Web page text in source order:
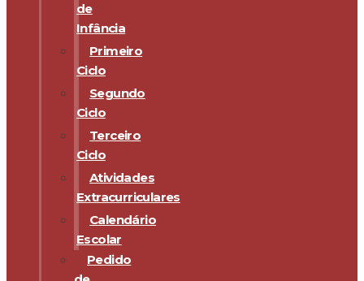
de
Infância
Primeiro
Ciclo
Segundo
Ciclo
Terceiro
Ciclo
Atividades
Extracurriculares
Calendário
Escolar
Pedido